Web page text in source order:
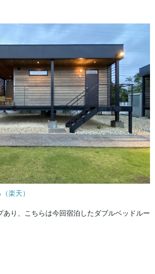
楽天）
あり、こちらは今回宿泊したダブルベッドルー